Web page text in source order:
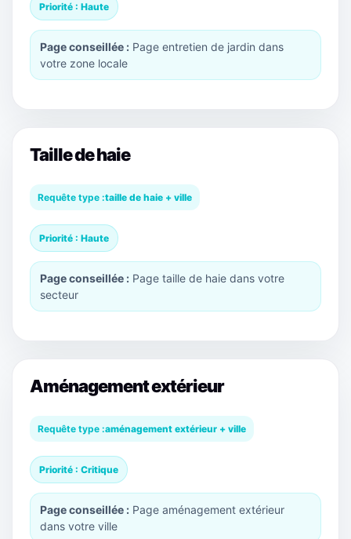
Priorité : Haute
Page conseillée : Page entretien de jardin dans
votre zone locale
Taille de haie
Requête type :taille de haie + ville
Priorité : Haute
Page conseillée : Page taille de haie dans votre
secteur
Aménagement extérieur
Requête type :aménagement extérieur + ville
Priorité : Critique
Page conseillée : Page aménagement extérieur
dans votre ville